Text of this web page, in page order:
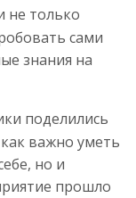
не только
сами
знания на
поделились
важно уметь
но и
прошло